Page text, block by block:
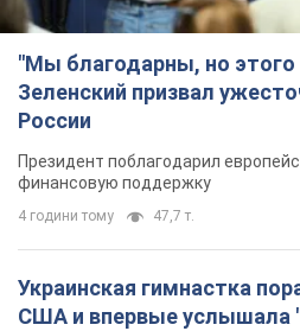
"Мы благодарны, но этого
Зеленский призвал
России
Президент поблагодарил
финансовую поддержку
4 години тому 47,7 т.
Украинская гимнастка
США и впервые услышала